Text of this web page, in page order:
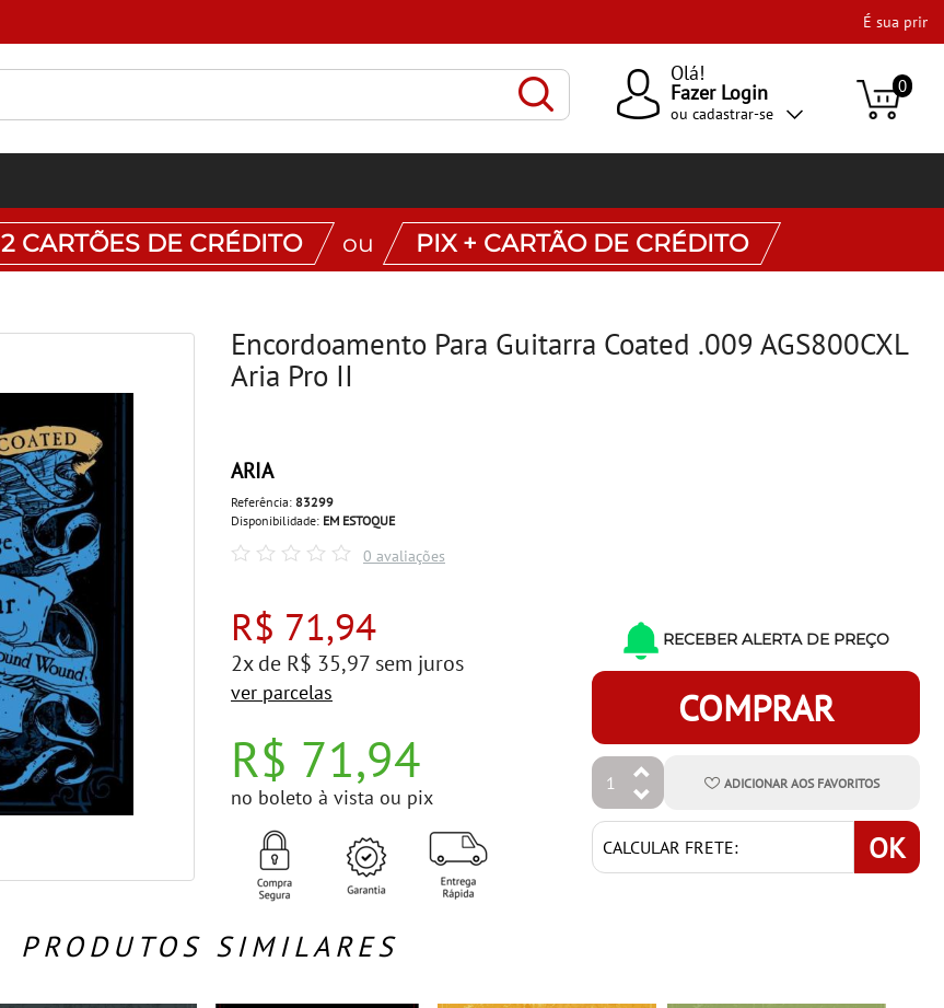
Olá!
Fazer Login
ou cadastrar-se
0
2 CARTÕES DE CRÉDITO ou PIX + CARTÃO DE CRÉDITO
Encordoamento Para Guitarra Coated .009 AGS800CXL
Aria Pro II
ARIA
Referência: 83299
Disponibilidade: EM ESTOQUE
0 avaliações
R$ 71,94
2x de R$ 35,97 sem juros
ver parcelas
R$ 71,94
no boleto à vista ou pix
RECEBER ALERTA DE PREÇO
COMPRAR
ADICIONAR AOSFAVORITOS
OK
PRODUTOS SIMILARES